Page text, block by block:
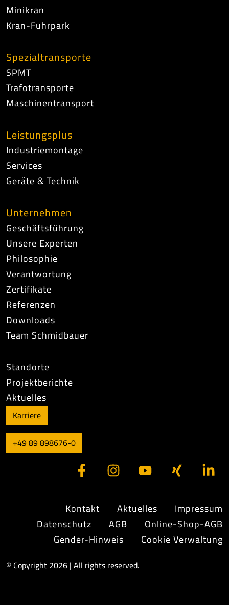
Minikran
Kran-Fuhrpark
Spezialtransporte
SPMT
Trafotransporte
Maschinentransport
Leistungsplus
Industriemontage
Services
Geräte & Technik
Unternehmen
Geschäftsführung
Unsere Experten
Philosophie
Verantwortung
Zertifikate
Referenzen
Downloads
Team Schmidbauer
Standorte
Projektberichte
Aktuelles
Karriere
+49 89 898676-0
© Copyright 2026 | All rights reserved.
Kontakt Aktuelles
Impressum
Datenschutz
AGB
Online-Shop-AGB
Gender-Hinweis
Cookie Verwaltung